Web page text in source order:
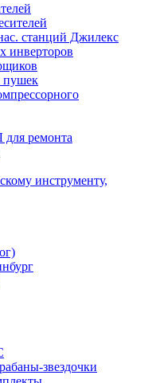
станций Джилекс
инверторов
пушек
ремонта
инструменту,
звездочки